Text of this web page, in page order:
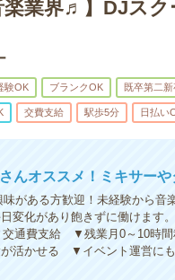
楽業界♬】DJス
験OK ブランクOK 既卒第二
交費支給 駅歩5分 日払い
んオススメ！ミキサー
がある方歓迎！未経験から
変化があり飽きずに働けます
通費支給 ▼残業月0～10時
活かせる ▼イベント運営に